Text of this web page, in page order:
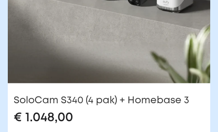
SoloCam S340 (4 pak) + Homebase 3
€ 1.048,00